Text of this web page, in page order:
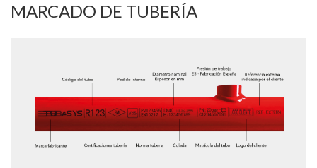
MARCADO DE TUBERÍA